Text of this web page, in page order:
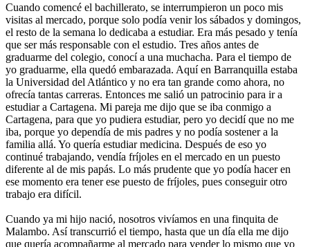
Cuando comencé el bachillerato, se interrumpieron un poco mis
visitas al mercado, porque solo podía venir los sábados y domingos,
el resto de la semana lo dedicaba a estudiar. Era más pesado y tenía
que ser más responsable con el estudio. Tres años antes de
graduarme del colegio, conocí a una muchacha. Para el tiempo de
yo graduarme, ella quedó embarazada. Aquí en Barranquilla estaba
la Universidad del Atlántico y no era tan grande como ahora, no
ofrecía tantas carreras. Entonces me salió un patrocinio para ir a
estudiar a Cartagena. Mi pareja me dijo que se iba conmigo a
Cartagena, para que yo pudiera estudiar, pero yo decidí que no me
iba, porque yo dependía de mis padres y no podía sostener a la
familia allá. Yo quería estudiar medicina. Después de eso yo
continué trabajando, vendía fríjoles en el mercado en un puesto
diferente al de mis papás. Lo más prudente que yo podía hacer en
ese momento era tener ese puesto de fríjoles, pues conseguir otro
trabajo era difícil.
Cuando ya mi hijo nació, nosotros vivíamos en una finquita de
Malambo. Así transcurrió el tiempo, hasta que un día ella me dijo
que quería acompañarme al mercado para vender lo mismo que yo